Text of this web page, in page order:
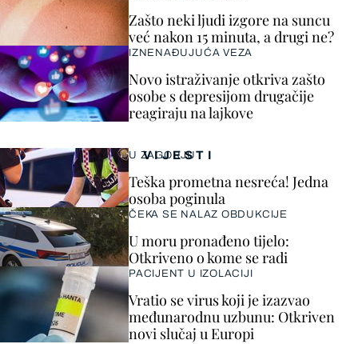
VIJESTI
U ZAGORJU
Teška prometna nesreća! Jedna
osoba poginula
ČEKA SE NALAZ OBDUKCIJE
U moru pronađeno tijelo:
Otkriveno o kome se radi
PACIJENT U IZOLACIJI
Vratio se virus koji je izazvao
međunarodnu uzbunu: Otkriven
novi slučaj u Europi
Zašto neki ljudi izgore na suncu
već nakon 15 minuta, a drugi ne?
IZNENAĐUJUĆA VEZA
Novo istraživanje otkriva zašto
osobe s depresijom drugačije
reagiraju na lajkove